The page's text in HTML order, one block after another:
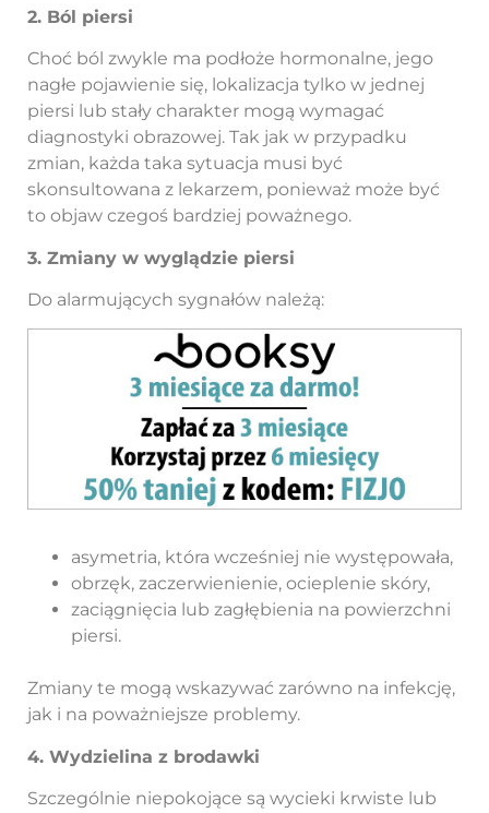
2. Ból piersi
Choć ból zwykle ma podłoże hormonalne, jego
nagłe pojawienie się, lokalizacja tylko w jednej
piersi lub stały charakter mogą wymagać
diagnostyki obrazowej. Tak jak w przypadku
zmian, każda taka sytuacja musi być
skonsultowana z lekarzem, ponieważ może być
to objaw czegoś bardziej poważnego.
3. Zmiany w wyglądzie piersi
Do alarmujących sygnałów należą:
asymetria, która wcześniej nie występowała,
obrzęk, zaczerwienienie, ocieplenie skóry,
zaciągnięcia lub zagłębienia na powierzchni
piersi.
Zmiany te mogą wskazywać zarówno na infekcję,
jak i na poważniejsze problemy.
4. Wydzielina z brodawki
Szczególnie niepokojące są wycieki krwiste lub